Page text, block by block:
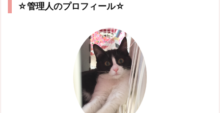
☆管理人のプロフィール☆